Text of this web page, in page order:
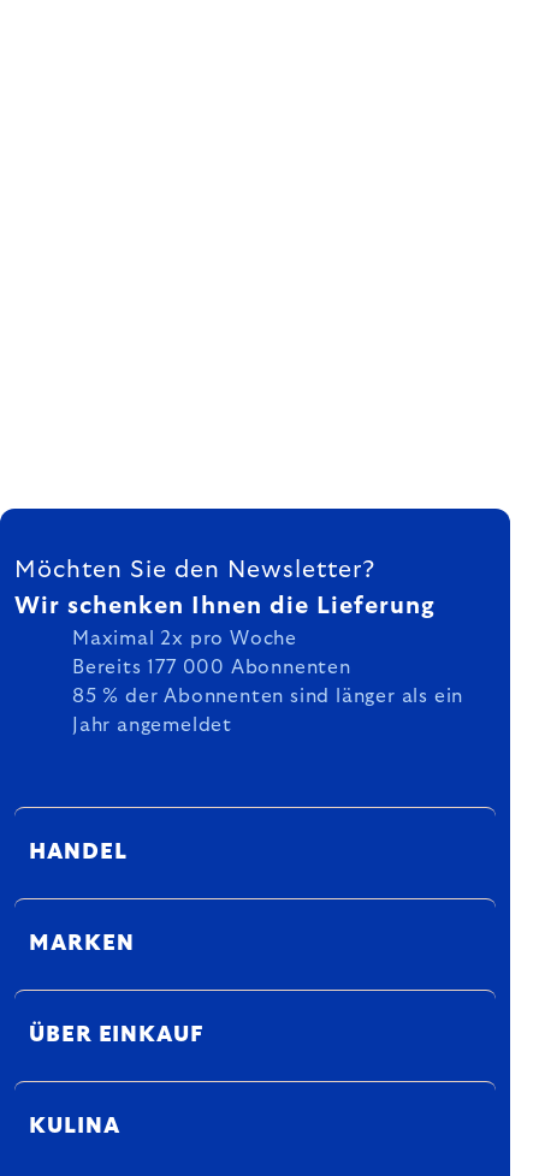
FUSSZEILE
Möchten Sie den Newsletter?
Wir schenken Ihnen die Lieferung
Maximal 2x pro Woche
Bereits 177 000 Abonnenten
85 % der Abonnenten sind länger als ein
Jahr angemeldet
HANDEL
MARKEN
ÜBER EINKAUF
KULINA